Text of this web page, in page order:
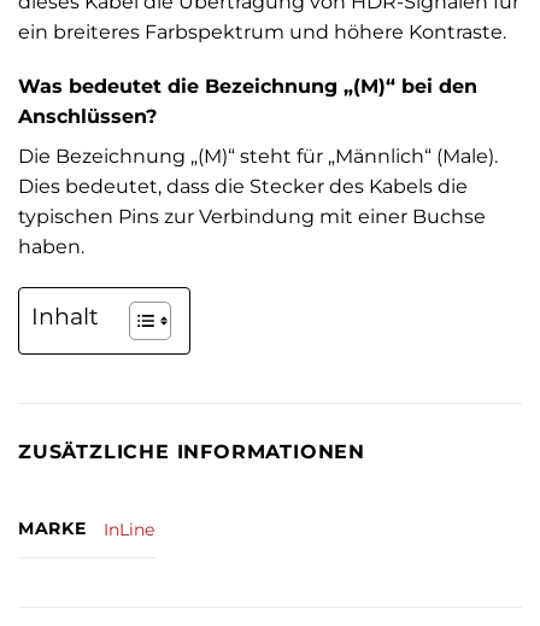
ein breiteres Farbspektrum und höhere Kontraste.
Was bedeutet die Bezeichnung „(M)“ bei den
Anschlüssen?
Die Bezeichnung „(M)“ steht für „Männlich“ (Male).
Dies bedeutet, dass die Stecker des Kabels die
typischen Pins zur Verbindung mit einer Buchse
haben.
Inhalt
ZUSÄTZLICHE INFORMATIONEN
MARKE InLine